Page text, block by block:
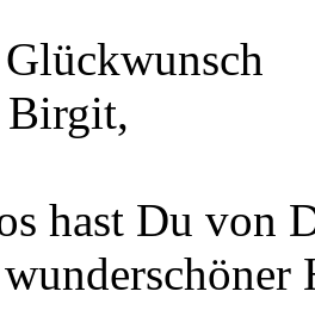
Birgit,
hast Du von